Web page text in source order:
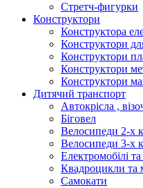
Стретч-фигурки
Конструктори
Конструктора
Конструктори
Конструктори
Конструктори
Конструктори
Дитячий транспорт
Автокрісла ,
Біговел
Велосипеди 2-х
Велосипеди 3-х
Електромобілі
Квадроцикли та
Самокати